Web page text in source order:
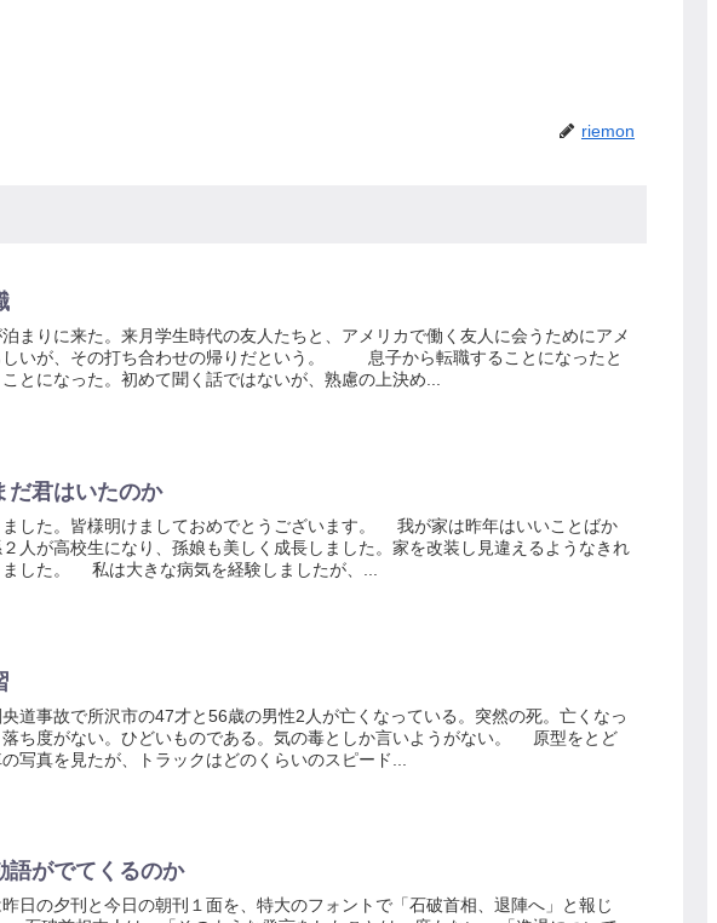
riemon
まりに来た。来月学生時代の友人たちと、アメリカで働く友人に会うためにアメ
しいが、その打ち合わせの帰りだという。 息子から転職することになったと
とになった。初めて聞く話ではないが、熟慮の上決め...
だ君はいたのか
した。皆様明けましておめでとうございます。 我が家は昨年はいいことばか
２人が高校生になり、孫娘も美しく成長しました。家を改装し見違えるようなきれ
した。 私は大きな病気を経験しましたが、...
道事故で所沢市の47才と56歳の男性2人が亡くなっている。突然の死。亡くなっ
落ち度がない。ひどいものである。気の毒としか言いようがない。 原型をとど
写真を見たが、トラックはどのくらいのスピード...
語がでてくるのか
日の夕刊と今日の朝刊１面を、特大のフォントで「石破首相、退陣へ」と報じ